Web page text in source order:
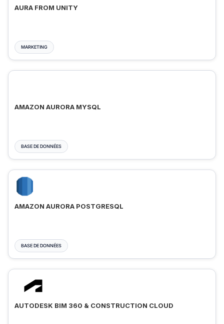
AURA FROM UNITY
MARKETING
AMAZON AURORA MYSQL
BASE DE DONNÉES
AMAZON AURORA POSTGRESQL
BASE DE DONNÉES
AUTODESK BIM 360 & CONSTRUCTION CLOUD